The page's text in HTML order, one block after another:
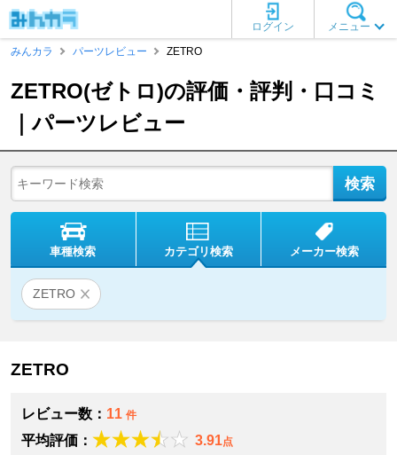
メニュー
ログイン
みんカラ
パーツレビュー ZETRO
ZETRO(ゼトロ)の評価・評判・口コミ
｜パーツレビュー
車種検索 カテゴリ検索 メーカー検索
ZETRO
ZETRO
レビュー数： 11 件
平均評価： 3.91点